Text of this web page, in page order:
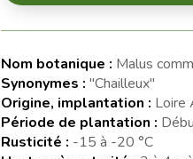
Nom botanique : Malus
Synonymes : "Chailleux"
Origine, implantation : Loire
Période de plantation :
Rusticité : -15 à -20 °C